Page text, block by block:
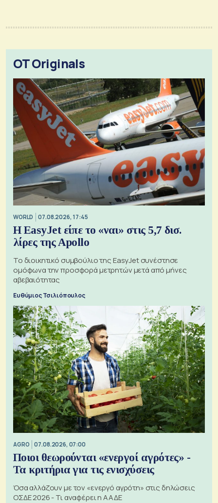
OT Originals
WORLD 07.08.2026, 17:45
Η EasyJet είπε το «ναι» στις 5,7 δισ.
λίρες της Apollo
Το διοικητικό συμβούλιο της EasyJet συνέστησε
ομόφωνα την προσφορά μετρητών μετά από μήνες
αβεβαιότητας
Ευθύμιος Τσιλιόπουλος
AGRO 07.08.2026, 07:00
Ποιοι θεωρούνται «ενεργοί αγρότες» -
Τα κριτήρια για τις ενισχύσεις
Όσα αλλάζουν με τον «ενεργό αγρότη» στις δηλώσεις
ΟΣΔΕ 2026 - Τι αναφέρει η ΑΑΔΕ